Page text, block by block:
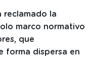
reclamado la
marco normativo
que
forma dispersa en